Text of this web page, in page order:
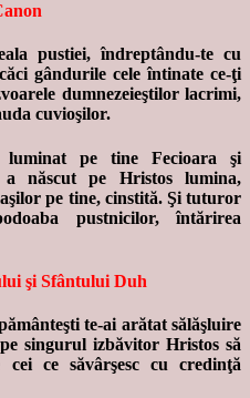
pustiei, îndreptându-te cu
gândurile cele întinate ce-ţi
dumnezeieştilor lacrimi,
cuvioşilor.
luminat pe tine Fecioara şi
a născut pe Hristos lumina,
pe tine, cinstită. Şi tuturor
pustnicilor, întărirea
şi Sfântului Duh
te-ai arătat sălăşluire
singurul izbăvitor Hristos să
ce săvârşesc cu credinţă